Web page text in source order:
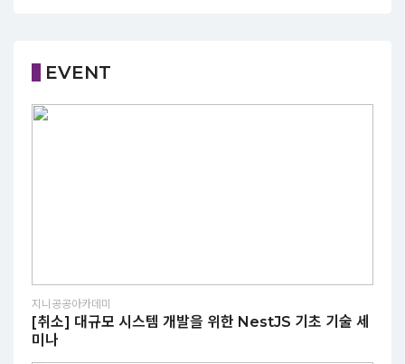
EVENT
지니공공아카데미
[취소] 대규모 시스템 개발을 위한 NestJS 기초 기술 세
미나